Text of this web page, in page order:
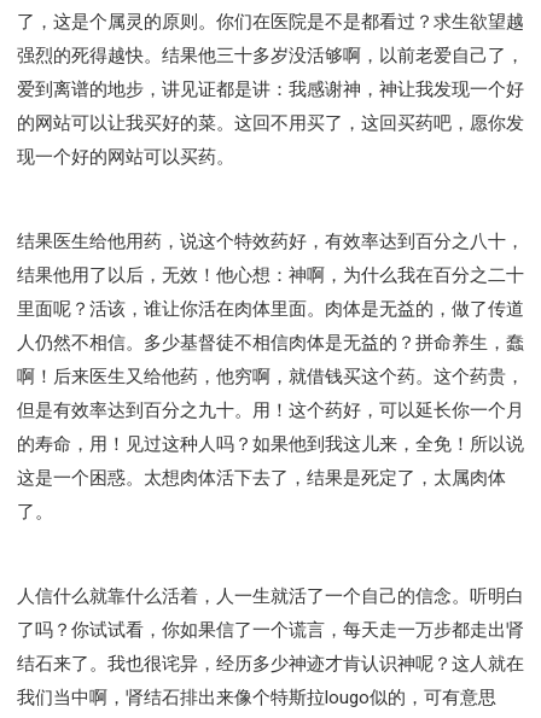
了，这是个属灵的原则。你们在医院是不是都看过？求生欲望越
强烈的死得越快。结果他三十多岁没活够啊，以前老爱自己了，
爱到离谱的地步，讲见证都是讲：我感谢神，神让我发现一个好
的网站可以让我买好的菜。这回不用买了，这回买药吧，愿你发
现一个好的网站可以买药。
结果医生给他用药，说这个特效药好，有效率达到百分之八十，
结果他用了以后，无效！他心想：神啊，为什么我在百分之二十
里面呢？活该，谁让你活在肉体里面。肉体是无益的，做了传道
人仍然不相信。多少基督徒不相信肉体是无益的？拼命养生，蠢
啊！后来医生又给他药，他穷啊，就借钱买这个药。这个药贵，
但是有效率达到百分之九十。用！这个药好，可以延长你一个月
的寿命，用！见过这种人吗？如果他到我这儿来，全免！所以说
这是一个困惑。太想肉体活下去了，结果是死定了，太属肉体
了。
人信什么就靠什么活着，人一生就活了一个自己的信念。听明白
了吗？你试试看，你如果信了一个谎言，每天走一万步都走出肾
结石来了。我也很诧异，经历多少神迹才肯认识神呢？这人就在
我们当中啊，肾结石排出来像个特斯拉lougo似的，可有意思